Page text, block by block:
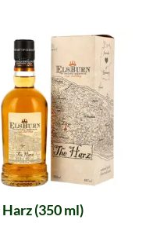
(350 ml)